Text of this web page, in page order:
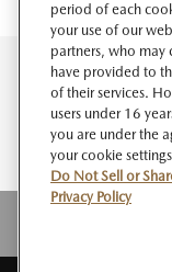
period of each
your use of our
partners, who
have provided to
of their services.
users under 16
you are under the
your cookie
Do Not Sell or
Privacy Policy